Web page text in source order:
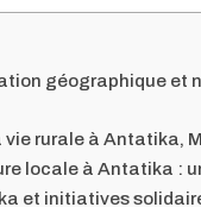
géographique et
vie rurale à Antatika,
locale à Antatika :
et initiatives